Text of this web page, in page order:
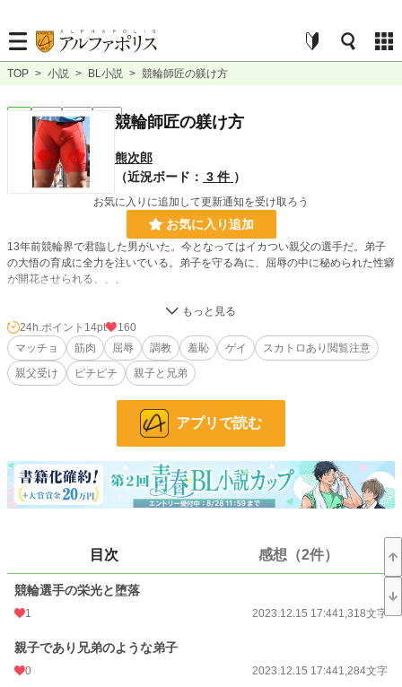
TOP > 小説 > BL小説 > 競輪師匠の躾け方
完結 短編 競輪師匠の躾け方
熊次郎
（近況ボード： 3 件 ）
お気に入りに追加して更新通知を受け取ろう
お気に入り追加
13年前競輪界で君臨した男がいた。今となってはイカつい親父の選手だ。弟子
の大悟の育成に全力を注いでいる。弟子を守る為に、屈辱の中に秘められた性癖
が開花させられる、、、
31,315 位 / 228,845 件
BL 8,138 位 / 31,439 件
お気に入り 49
更新日時 2023.12.31 06:00
初回公開日時 2023.12.15 17:44
月間ポイント 1,044 pt (23,565 位)
累計ポイント
24h.ポイント 14pt
160
マッチョ
筋肉 屈辱 調教 羞恥 ゲイ
スカトロあり閲覧注意
親父受け
ピチピチ 親子と兄弟
アプリで読む
目次 感想（2件）
競輪選手の栄光と堕落
1 2023.12.15 17:441,318文字
親子であり兄弟のような弟子
0 2023.12.15 17:441,284文字